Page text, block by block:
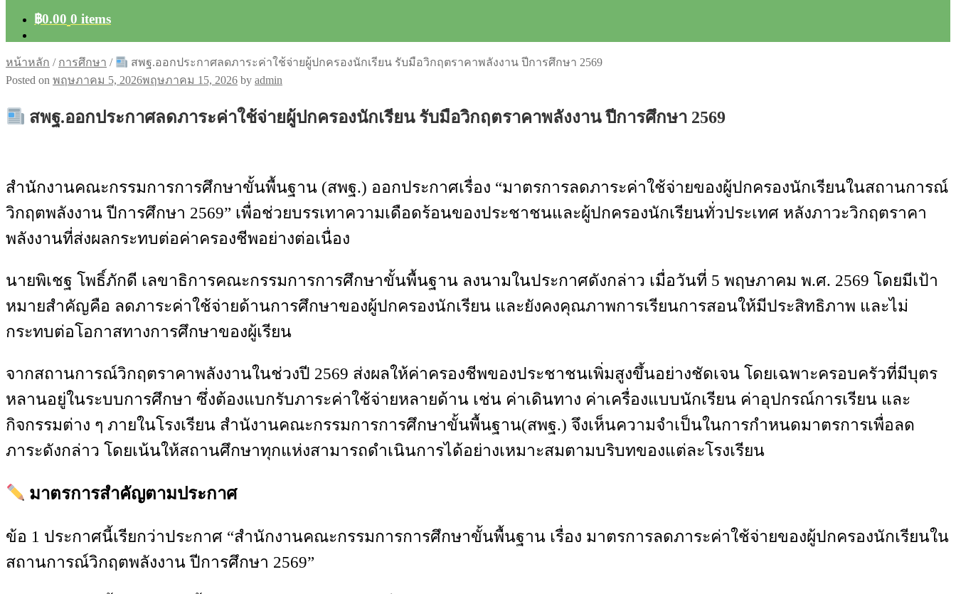
฿0.00 0 items
หน้าหลัก / การศึกษา /
สพฐ.ออกประกาศลดภาระค่าใช้จ่ายผู้ปกครองนักเรียน รับมือวิกฤตราคาพลังงาน ปีการศึกษา 2569
Posted on พฤษภาคม 5, 2026พฤษภาคม 15, 2026 by admin
สพฐ.ออกประกาศลดภาระค่าใช้จ่ายผู้ปกครองนักเรียน รับมือวิกฤตราคาพลังงาน ปีการศึกษา 2569
สำนักงานคณะกรรมการการศึกษาขั้นพื้นฐาน (สพฐ.) ออกประกาศเรื่อง “มาตรการลดภาระค่าใช้จ่ายของผู้ปกครองนักเรียนในสถานการณ์
วิกฤตพลังงาน ปีการศึกษา 2569” เพื่อช่วยบรรเทาความเดือดร้อนของประชาชนและผู้ปกครองนักเรียนทั่วประเทศ หลังภาวะวิกฤตราคา
พลังงานที่ส่งผลกระทบต่อค่าครองชีพอย่างต่อเนื่อง
นายพิเชฐ โพธิ์ภักดี เลขาธิการคณะกรรมการการศึกษาขั้นพื้นฐาน ลงนามในประกาศดังกล่าว เมื่อวันที่ 5 พฤษภาคม พ.ศ. 2569 โดยมีเป้า
หมายสำคัญคือ ลดภาระค่าใช้จ่ายด้านการศึกษาของผู้ปกครองนักเรียน และยังคงคุณภาพการเรียนการสอนให้มีประสิทธิภาพ และไม่
กระทบต่อโอกาสทางการศึกษาของผู้เรียน
จากสถานการณ์วิกฤตราคาพลังงานในช่วงปี 2569 ส่งผลให้ค่าครองชีพของประชาชนเพิ่มสูงขึ้นอย่างชัดเจน โดยเฉพาะครอบครัวที่มีบุตร
หลานอยู่ในระบบการศึกษา ซึ่งต้องแบกรับภาระค่าใช้จ่ายหลายด้าน เช่น ค่าเดินทาง ค่าเครื่องแบบนักเรียน ค่าอุปกรณ์การเรียน และ
กิจกรรมต่าง ๆ ภายในโรงเรียน สำนังานคณะกรรมการการศึกษาขั้นพื้นฐาน(สพฐ.) จึงเห็นความจำเป็นในการกำหนดมาตรการเพื่อลด
ภาระดังกล่าว โดยเน้นให้สถานศึกษาทุกแห่งสามารถดำเนินการได้อย่างเหมาะสมตามบริบทของแต่ละโรงเรียน
มาตรการสำคัญตามประกาศ
ข้อ 1 ประกาศนี้เรียกว่าประกาศ “สำนักงานคณะกรรมการการศึกษาขั้นพื้นฐาน เรื่อง มาตรการลดภาระค่าใช้จ่ายของผู้ปกครองนักเรียนใน
สถานการณ์วิกฤตพลังงาน ปีการศึกษา 2569”